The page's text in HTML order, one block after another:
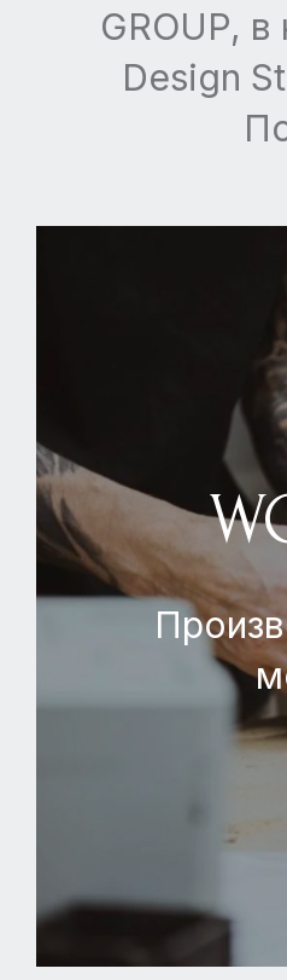
GROUP,
Design